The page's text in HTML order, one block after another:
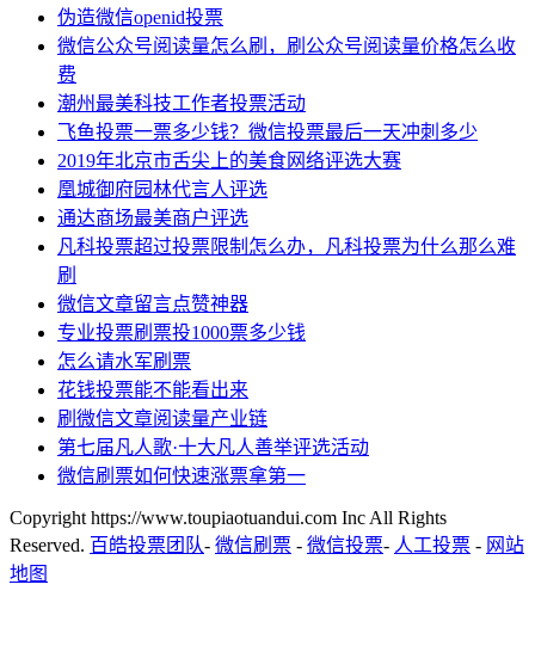
伪造微信openid投票
微信公众号阅读量怎么刷，刷公众号阅读量价格怎么收
费
潮州最美科技工作者投票活动
飞鱼投票一票多少钱？微信投票最后一天冲刺多少
2019年北京市舌尖上的美食网络评选大赛
凰城御府园林代言人评选
通达商场最美商户评选
凡科投票超过投票限制怎么办，凡科投票为什么那么难
刷
微信文章留言点赞神器
专业投票刷票投1000票多少钱
怎么请水军刷票
花钱投票能不能看出来
刷微信文章阅读量产业链
第七届凡人歌·十大凡人善举评选活动
微信刷票如何快速涨票拿第一
Copyright https://www.toupiaotuandui.com Inc All Rights
Reserved. 百皓投票团队- 微信刷票 - 微信投票- 人工投票 - 网站
地图